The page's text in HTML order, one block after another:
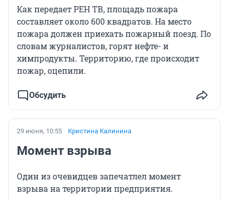
Как передает РЕН ТВ, площадь пожара
составляет около 600 квадратов. На место
пожара должен приехать пожарный поезд. По
словам журналистов, горят нефте- и
химпродукты. Территорию, где происходит
пожар, оцепили.
Обсудить
29 июня, 10:55 Кристина Калинина
Момент взрыва
Один из очевидцев запечатлел момент
взрыва на территории предприятия.